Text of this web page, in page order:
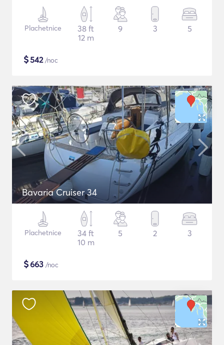
Plachetnice
38 ft
12 m
9 3 5
$542/noc
Bavaria Cruiser 34
Plachetnice
34 ft
10 m
5 2 3
$663 /noc